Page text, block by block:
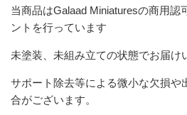
当商品はGalaad Miniaturesの商用認
ントを行っています
未塗装、未組み立ての状態でお届け
サポート除去等による微小な欠損や
合がございます。